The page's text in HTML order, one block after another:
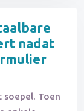
nadat
soepel. Toen